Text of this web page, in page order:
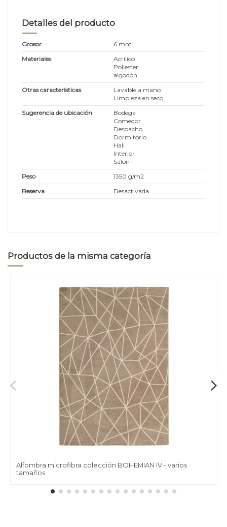
Detalles del producto
Grosor
6 mm
Materiales
Acrílico
Poliester
algodón
Otras características
Lavable a mano
Limpieza en seco
Sugerencia de ubicación
Bodega
Comedor
Despacho
Dormitorio
Hall
Interior
Salón
Peso
1350 g/m2
Reserva
Desactivada
Productos de la misma categoría
Alfombra microfibra colección BOHEMIAN IV - varios
tamaños